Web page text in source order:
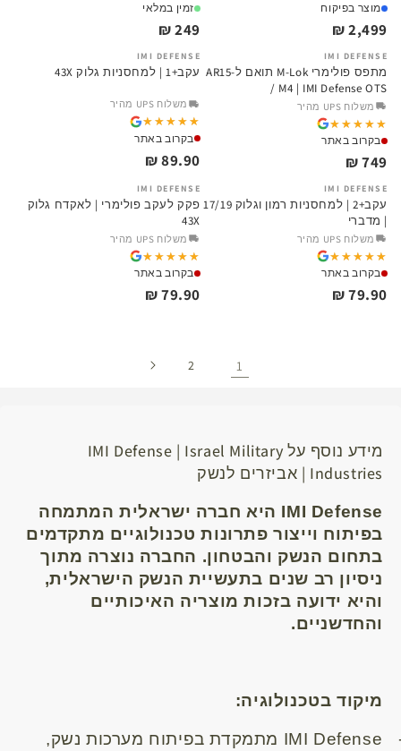
מוצר בפיקוח
2,499 ₪
זמין במלאי
249 ₪ אזל
IMI DEFENSE
מתפס פולימרי M-Lok תואם ל-AR15
/ M4 | IMI Defense OTS
משלוח UPS מהיר
★★★★★
★★★★★
בקרוב באתר
749 ₪
אזל
IMI DEFENSE
עקב+1 | למחסניות גלוק 43X
משלוח UPS מהיר
★★★★★
★★★★★
בקרוב באתר
89.90 ₪ אזל
IMI DEFENSE
עקב+2 | למחסניות רמון וגלוק 17/19
| מדברי
משלוח UPS מהיר
★★★★★
★★★★★
בקרוב באתר
79.90 ₪
אזל
IMI DEFENSE
פקק לעקב פולימרי | לאקדח גלוק
43X
משלוח UPS מהיר
★★★★★
★★★★★
בקרוב באתר
79.90 ₪
1
2
מידע נוסף על IMI Defense | Israel Military
Industries | אביזרים לנשק
IMI Defense היא חברה ישראלית המתמחה
בפיתוח וייצור פתרונות טכנולוגיים מתקדמים
בתחום הנשק והבטחון. החברה נוצרה מתוך
ניסיון רב שנים בתעשיית הנשק הישראלית,
והיא ידועה בזכות מוצריה האיכותיים
והחדשניים.
מיקוד בטכנולוגיה:
IMI Defense מתמקדת בפיתוח מערכות נשק,